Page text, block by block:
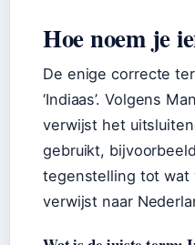
Hoe noem je
De enige correcte
‘Indiaas’. Volgens
verwijst het
gebruikt, bijvoorbeeld
tegenstelling tot wat
verwijst naar